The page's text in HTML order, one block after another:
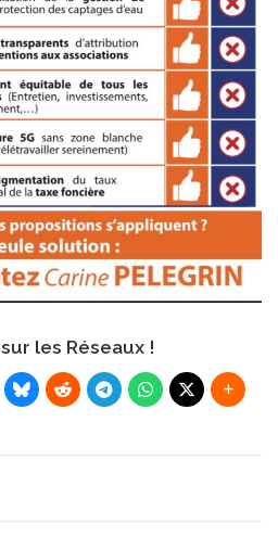
les Réseaux !